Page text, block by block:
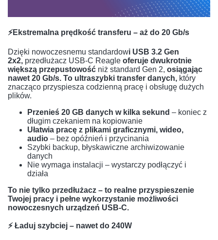
⚡Ekstremalna prędkość transferu – aż do 20 Gb/s
Dzięki nowoczesnemu standardowi USB 3.2 Gen
2x2, przedłużacz USB-C Reagle oferuje dwukrotnie
większą przepustowość niż standard Gen 2, osiągając
nawet 20 Gb/s. To ultraszybki transfer danych, który
znacząco przyspiesza codzienną pracę i obsługę dużych
plików.
Przenieś 20 GB danych w kilka sekund – koniec z
długim czekaniem na kopiowanie
Ułatwia pracę z plikami graficznymi, wideo,
audio – bez opóźnień i przycinania
Szybki backup, błyskawiczne archiwizowanie
danych
Nie wymaga instalacji – wystarczy podłączyć i
działa
To nie tylko przedłużacz – to realne przyspieszenie
Twojej pracy i pełne wykorzystanie możliwości
nowoczesnych urządzeń USB-C.
⚡ Ładuj szybciej – nawet do 240W